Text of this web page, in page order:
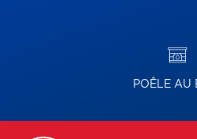
POÊLE AU